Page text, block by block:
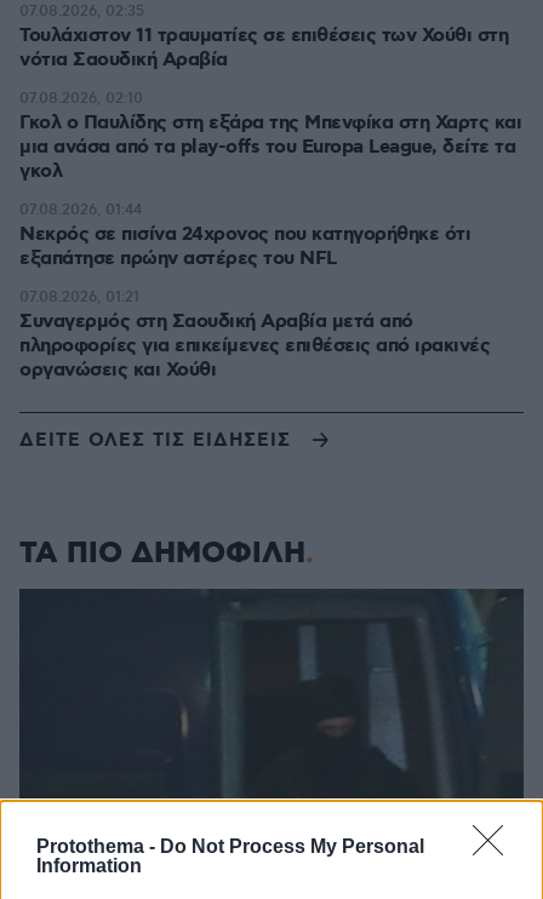
Protothema - Do Not Process My Personal
Information
Τουλάχιστον 11 τραυματίες σε επιθέσεις των Χούθι στη
νότια Σαουδική Αραβία
07.08.2026, 02:35
Γκολ ο Παυλίδης στη εξάρα της Μπενφίκα στη Χαρτς και
μια ανάσα από τα play-offs του Europa League, δείτε τα
γκολ
07.08.2026, 02:10
Νεκρός σε πισίνα 24χρονος που κατηγορήθηκε ότι
εξαπάτησε πρώην αστέρες του NFL
07.08.2026, 01:44
Συναγερμός στη Σαουδική Αραβία μετά από
πληροφορίες για επικείμενες επιθέσεις από ιρακινές
οργανώσεις και Χούθι
07.08.2026, 01:21
ΔΕΙΤΕ ΟΛΕΣ ΤΙΣ ΕΙΔΗΣΕΙΣ
ΤΑ ΠΙΟ ΔΗΜΟΦΙΛΗ